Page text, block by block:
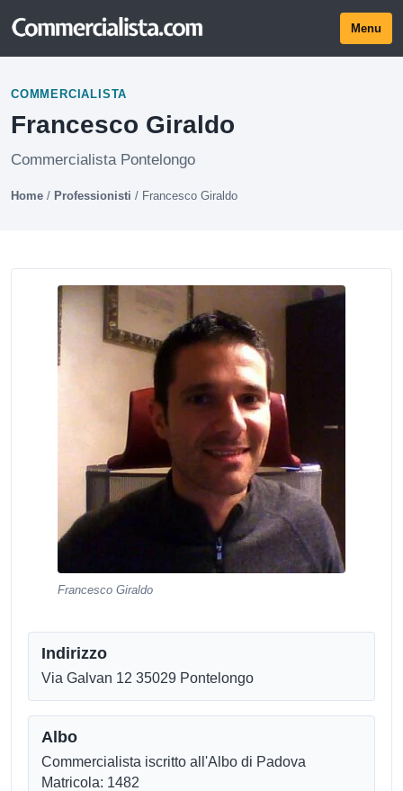
Menu
COMMERCIALISTA
Francesco Giraldo
Commercialista Pontelongo
Home / Professionisti / Francesco Giraldo
Francesco Giraldo
Indirizzo
Via Galvan 12 35029 Pontelongo
Albo
Commercialista iscritto all'Albo di Padova
Matricola: 1482